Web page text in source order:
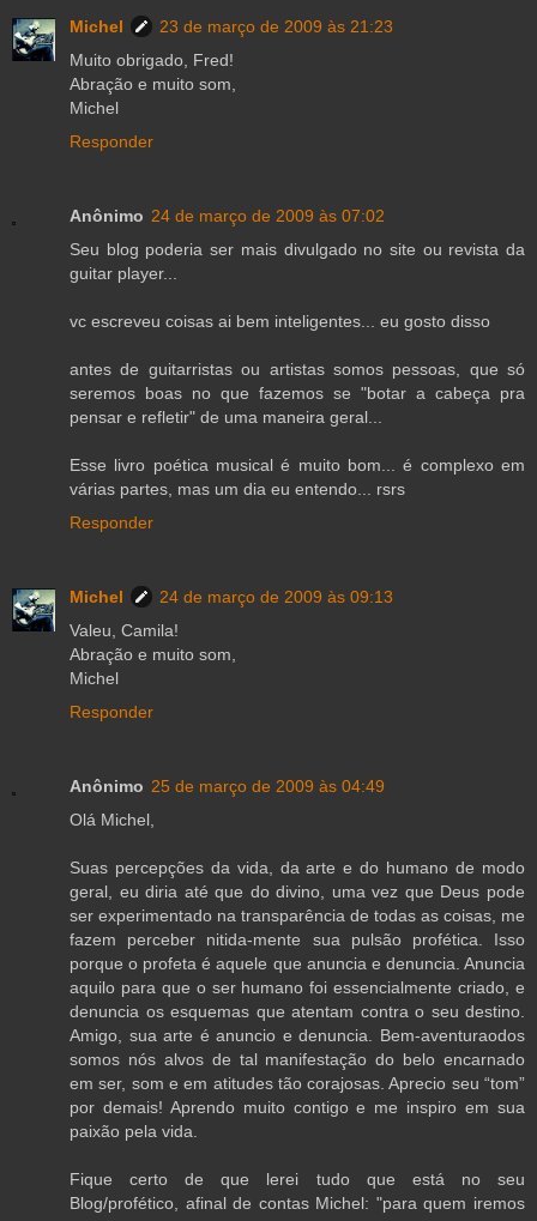
Michel
23 de março de 2009 às 21:23
Muito obrigado, Fred!
Abração e muito som,
Michel
Responder
Anônimo 24 de março de 2009 às 07:02
Seu blog poderia ser mais divulgado no site ou revista da
guitar player...
vc escreveu coisas ai bem inteligentes... eu gosto disso
antes de guitarristas ou artistas somos pessoas, que só
seremos boas no que fazemos se "botar a cabeça pra
pensar e refletir" de uma maneira geral...
Esse livro poética musical é muito bom... é complexo em
várias partes, mas um dia eu entendo... rsrs
Responder
Michel
24 de março de 2009 às 09:13
Valeu, Camila!
Abração e muito som,
Michel
Responder
Anônimo 25 de março de 2009 às 04:49
Olá Michel,
Suas percepções da vida, da arte e do humano de modo
geral, eu diria até que do divino, uma vez que Deus pode
ser experimentado na transparência de todas as coisas, me
fazem perceber nitida-mente sua pulsão profética. Isso
porque o profeta é aquele que anuncia e denuncia. Anuncia
aquilo para que o ser humano foi essencialmente criado, e
denuncia os esquemas que atentam contra o seu destino.
Amigo, sua arte é anuncio e denuncia. Bem-aventuraodos
somos nós alvos de tal manifestação do belo encarnado
em ser, som e em atitudes tão corajosas. Aprecio seu “tom”
por demais! Aprendo muito contigo e me inspiro em sua
paixão pela vida.
Fique certo de que lerei tudo que está no seu
Blog/profético, afinal de contas Michel: "para quem iremos